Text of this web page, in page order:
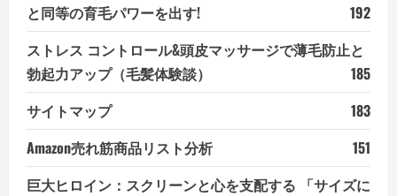
と同等の育毛パワーを出す!
192
ストレス コントロール&頭皮マッサージで薄毛防止と
勃起力アップ（毛髪体験談）
185
サイトマップ
183
Amazon売れ筋商品リスト分析
151
巨大ヒロイン：スクリーンと心を支配する 「サイズに